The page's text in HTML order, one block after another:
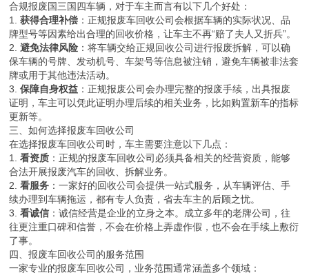
合规报废国三国四车辆，对于车主而言有以下几个好处：
1.获得合理补偿 ：正规报废车回收公司会根据车辆的实际状况、品
牌型号等因素给出合理的回收价格，让车主不再“赔了夫人又折兵”。
2.避免法律风险 ：将车辆交给正规回收公司进行报废拆解，可以确
保车辆的号牌、发动机号、车架号等信息被注销，避免车辆被非法套
牌或用于其他违法活动。
3.保障自身权益 ：正规报废公司会办理完整的报废手续，出具报废
证明，车主可以凭此证明办理后续的相关业务，比如购置新车的指标
更新等。
三、如何选择报废车回收公司
在选择报废车回收公司时，车主需要注意以下几点：
1.看资质 ：正规的报废车回收公司必须具备相关的经营资质，能够
合法开展报废汽车的回收、拆解业务。
2.看服务 ：一家好的回收公司会提供一站式服务，从车辆评估、手
续办理到车辆拖运，都有专人负责，省去车主的后顾之忧。
3.看诚信 ：诚信经营是企业的立身之本。成立多年的老牌公司，往
往更注重口碑和信誉，不会在价格上弄虚作假，也不会在手续上敷衍
了事。
四、报废车回收公司的服务范围
一家专业的报废车回收公司，业务范围通常涵盖多个领域：